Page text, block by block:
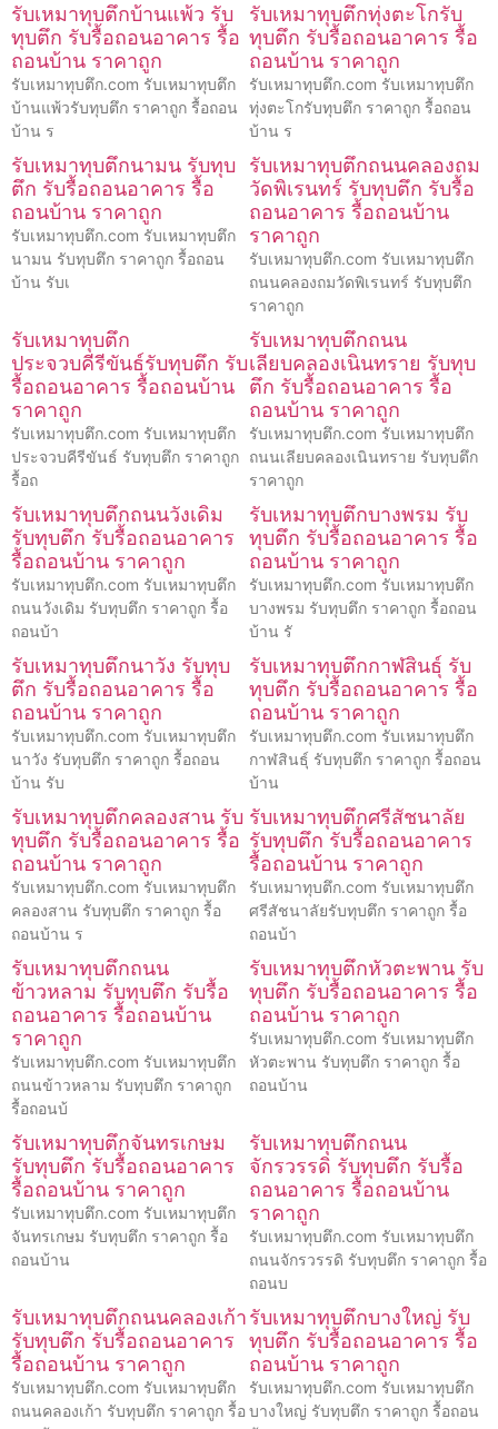
รับเหมาทุบตึกบ้านแพ้ว รับ
ทุบตึก รับรื้อถอนอาคาร รื้อ
ถอนบ้าน ราคาถูก
รับเหมาทุบตึก.com รับเหมาทุบตึก
บ้านแพ้วรับทุบตึก ราคาถูก รื้อถอน
บ้าน ร
รับเหมาทุบตึกทุ่งตะโกรับ
ทุบตึก รับรื้อถอนอาคาร รื้อ
ถอนบ้าน ราคาถูก
รับเหมาทุบตึก.com รับเหมาทุบตึก
ทุ่งตะโกรับทุบตึก ราคาถูก รื้อถอน
บ้าน ร
รับเหมาทุบตึกนามน รับทุบ
ตึก รับรื้อถอนอาคาร รื้อ
ถอนบ้าน ราคาถูก
รับเหมาทุบตึก.com รับเหมาทุบตึก
นามน รับทุบตึก ราคาถูก รื้อถอน
บ้าน รับเ
รับเหมาทุบตึกถนนคลองถม
วัดพิเรนทร์ รับทุบตึก รับรื้อ
ถอนอาคาร รื้อถอนบ้าน
ราคาถูก
รับเหมาทุบตึก.com รับเหมาทุบตึก
ถนนคลองถมวัดพิเรนทร์ รับทุบตึก
ราคาถูก
รับเหมาทุบตึก
ประจวบคีรีขันธ์รับทุบตึก รับ
รื้อถอนอาคาร รื้อถอนบ้าน
ราคาถูก
รับเหมาทุบตึก.com รับเหมาทุบตึก
ประจวบคีรีขันธ์ รับทุบตึก ราคาถูก
รื้อถ
รับเหมาทุบตึกถนน
เลียบคลองเนินทราย รับทุบ
ตึก รับรื้อถอนอาคาร รื้อ
ถอนบ้าน ราคาถูก
รับเหมาทุบตึก.com รับเหมาทุบตึก
ถนนเลียบคลองเนินทราย รับทุบตึก
ราคาถูก
รับเหมาทุบตึกถนนวังเดิม
รับทุบตึก รับรื้อถอนอาคาร
รื้อถอนบ้าน ราคาถูก
รับเหมาทุบตึก.com รับเหมาทุบตึก
ถนนวังเดิม รับทุบตึก ราคาถูก รื้อ
ถอนบ้า
รับเหมาทุบตึกบางพรม รับ
ทุบตึก รับรื้อถอนอาคาร รื้อ
ถอนบ้าน ราคาถูก
รับเหมาทุบตึก.com รับเหมาทุบตึก
บางพรม รับทุบตึก ราคาถูก รื้อถอน
บ้าน รั
รับเหมาทุบตึกนาวัง รับทุบ
ตึก รับรื้อถอนอาคาร รื้อ
ถอนบ้าน ราคาถูก
รับเหมาทุบตึก.com รับเหมาทุบตึก
นาวัง รับทุบตึก ราคาถูก รื้อถอน
บ้าน รับ
รับเหมาทุบตึกกาฬสินธุ์ รับ
ทุบตึก รับรื้อถอนอาคาร รื้อ
ถอนบ้าน ราคาถูก
รับเหมาทุบตึก.com รับเหมาทุบตึก
กาฬสินธุ์ รับทุบตึก ราคาถูก รื้อถอน
บ้าน
รับเหมาทุบตึกคลองสาน รับ
ทุบตึก รับรื้อถอนอาคาร รื้อ
ถอนบ้าน ราคาถูก
รับเหมาทุบตึก.com รับเหมาทุบตึก
คลองสาน รับทุบตึก ราคาถูก รื้อ
ถอนบ้าน ร
รับเหมาทุบตึกศรีสัชนาลัย
รับทุบตึก รับรื้อถอนอาคาร
รื้อถอนบ้าน ราคาถูก
รับเหมาทุบตึก.com รับเหมาทุบตึก
ศรีสัชนาลัยรับทุบตึก ราคาถูก รื้อ
ถอนบ้า
รับเหมาทุบตึกถนน
ข้าวหลาม รับทุบตึก รับรื้อ
ถอนอาคาร รื้อถอนบ้าน
ราคาถูก
รับเหมาทุบตึก.com รับเหมาทุบตึก
ถนนข้าวหลาม รับทุบตึก ราคาถูก
รื้อถอนบ้
รับเหมาทุบตึกหัวตะพาน รับ
ทุบตึก รับรื้อถอนอาคาร รื้อ
ถอนบ้าน ราคาถูก
รับเหมาทุบตึก.com รับเหมาทุบตึก
หัวตะพาน รับทุบตึก ราคาถูก รื้อ
ถอนบ้าน
รับเหมาทุบตึกจันทรเกษม
รับทุบตึก รับรื้อถอนอาคาร
รื้อถอนบ้าน ราคาถูก
รับเหมาทุบตึก.com รับเหมาทุบตึก
จันทรเกษม รับทุบตึก ราคาถูก รื้อ
ถอนบ้าน
รับเหมาทุบตึกถนน
จักรวรรดิ รับทุบตึก รับรื้อ
ถอนอาคาร รื้อถอนบ้าน
ราคาถูก
รับเหมาทุบตึก.com รับเหมาทุบตึก
ถนนจักรวรรดิ รับทุบตึก ราคาถูก รื้อ
ถอนบ
รับเหมาทุบตึกถนนคลองเก้า
รับทุบตึก รับรื้อถอนอาคาร
รื้อถอนบ้าน ราคาถูก
รับเหมาทุบตึก.com รับเหมาทุบตึก
ถนนคลองเก้า รับทุบตึก ราคาถูก รื้อ
รับเหมาทุบตึกบางใหญ่ รับ
ทุบตึก รับรื้อถอนอาคาร รื้อ
ถอนบ้าน ราคาถูก
รับเหมาทุบตึก.com รับเหมาทุบตึก
บางใหญ่ รับทุบตึก ราคาถูก รื้อถอน